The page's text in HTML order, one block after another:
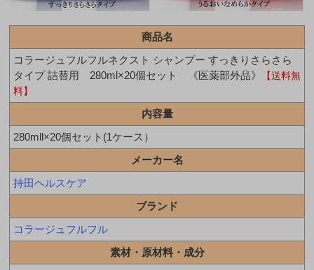
商品名
コラージュフルフルネクスト シャンプー すっきりさらさら
タイプ 詰替用 280ml×20個セット 《医薬部外品》
【送料無
料】
内容量
280mll×20個セット(1ケース）
メーカー名
持田ヘルスケア
ブランド
コラージュフルフル
素材・原材料・成分